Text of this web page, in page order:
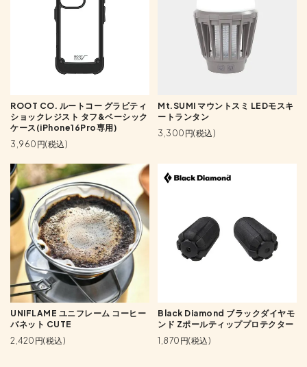
ROOT CO. ルートコー グラビティ
ショックレジスト タフ&ベーシック
ケース(iPhone16Pro専用)
3,960円(税込)
Mt.SUMI マウントスミ LEDモスキ
ートランタン
3,300円(税込)
UNIFLAME ユニフレーム コーヒー
バネット CUTE
2,420円(税込)
Black Diamond ブラックダイヤモ
ンド Zポールティッププロテクター
1,870円(税込)